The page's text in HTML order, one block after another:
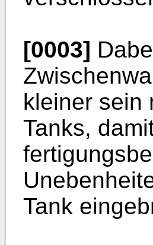
[0003]
kleiner sein
Tanks,
Tank